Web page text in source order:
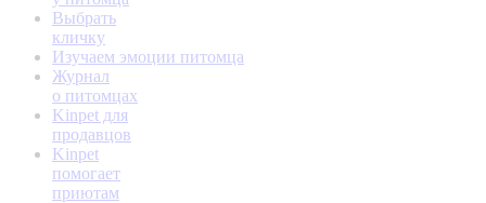
Выбрать
кличку
Изучаем эмоции питомца
Журнал
о питомцах
Kinpet для
продавцов
Kinpet
помогает
приютам